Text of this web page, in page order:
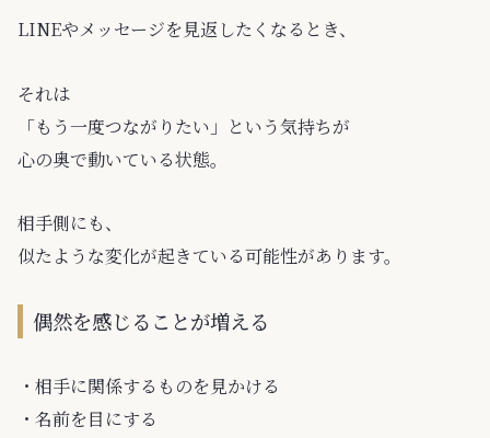
LINEやメッセージを見返したくなるとき、
それは
「もう一度つながりたい」という気持ちが
心の奥で動いている状態。
相手側にも、
似たような変化が起きている可能性があります。
偶然を感じることが増える
・相手に関係するものを見かける
・名前を目にする